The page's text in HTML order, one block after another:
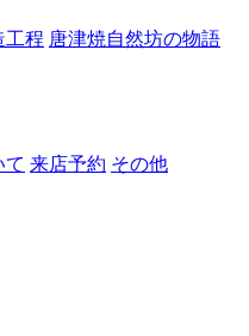
工程 唐津焼自然坊の物語
て 来店予約 その他